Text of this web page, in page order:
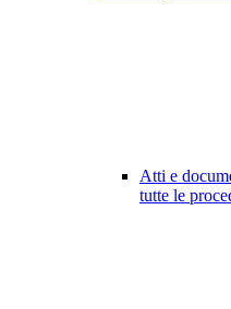
Atti e
tutte le